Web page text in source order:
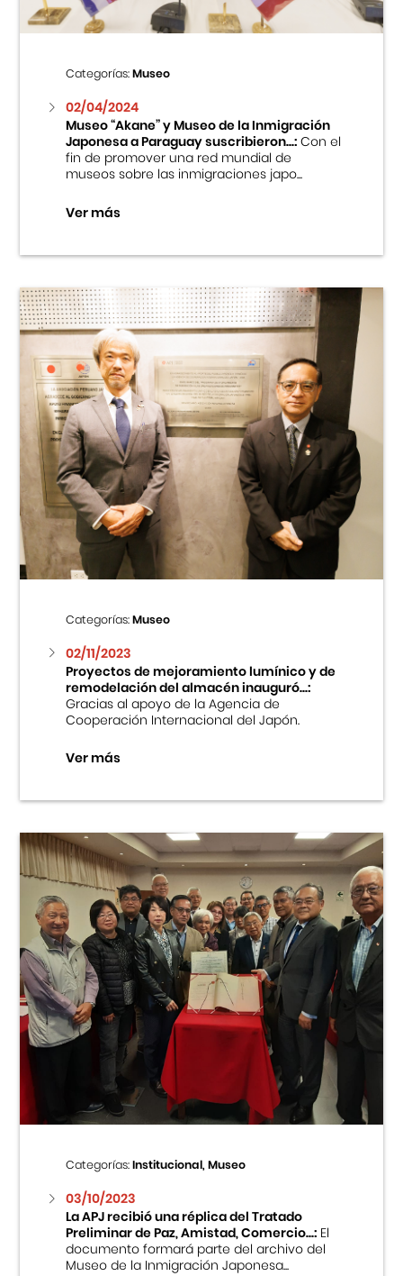
Categorías:Museo
02/04/2024
Museo “Akane” y Museo de la Inmigración
Japonesa a Paraguay suscribieron...:Con el
fin de promover una red mundial de
museos sobre las inmigraciones japo...
Ver más
Categorías:Museo
02/11/2023
Proyectos de mejoramiento lumínico y de
remodelación del almacén inauguró...:
Gracias al apoyo de la Agencia de
Cooperación Internacional del Japón.
Ver más
Categorías:Institucional, Museo
03/10/2023
La APJ recibió una réplica del Tratado
Preliminar de Paz, Amistad, Comercio...:El
documento formará parte del archivo del
Museo de la Inmigración Japonesa...